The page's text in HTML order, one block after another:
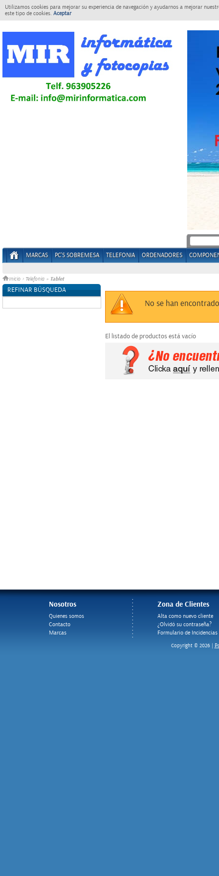
Utilizamos cookies para mejorar su experiencia de navegación y ayudarnos a mejorar
este tipo de cookies. Aceptar
MARCAS PC'S SOBREMESA TELEFONIA ORDENADORES
Inicio > Telefonia » Tablet
REFINAR BÚSQUEDA
No se han
El listado de productos está vacío
Nosotros
Quienes somos
Contacto
Marcas
Zona de Clientes
Alta como nuevo cliente
¿Olvidó su contraseña?
Formulario de Incidencias
Copyright © 2026 |